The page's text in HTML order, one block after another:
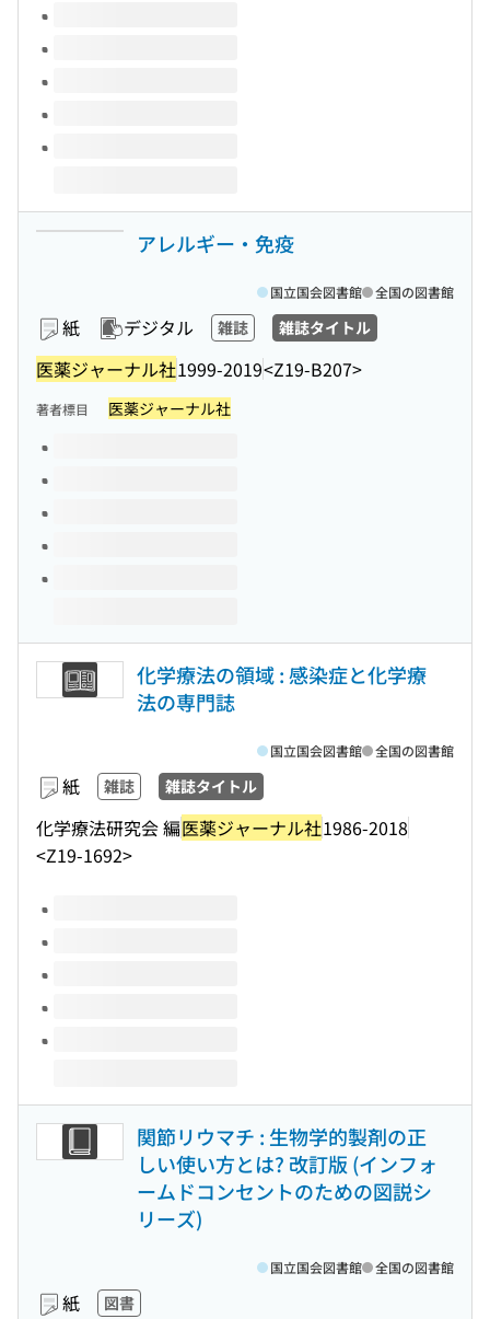
このタイトルの巻号
アレルギー・免疫
紙 デジタル 雑誌 雑誌タイトル
医薬ジャーナル社1999-2019<Z19-B207>
国立国会図書館 全国の図書館
著者標目 医薬ジャーナル社
このタイトルの巻号
化学療法の領域 : 感染症と化学療
法の専門誌
紙 雑誌 雑誌タイトル
化学療法研究会 編医薬ジャーナル社1986-2018
<Z19-1692>
国立国会図書館 全国の図書館
このタイトルの巻号
関節リウマチ : 生物学的製剤の正
しい使い方とは? 改訂版 (インフォ
ームドコンセントのための図説シ
リーズ)
紙 図書
国立国会図書館 全国の図書館